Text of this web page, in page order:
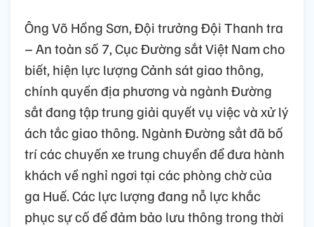
Ông Võ Hồng Sơn, Đội trưởng Đội Thanh tra
– An toàn số 7, Cục Đường sắt Việt Nam cho
biết, hiện lực lượng Cảnh sát giao thông,
chính quyền địa phương và ngành Đường
sắt đang tập trung giải quyết vụ việc và xử lý
ách tắc giao thông. Ngành Đường sắt đã bố
trí các chuyến xe trung chuyển để đưa hành
khách về nghỉ ngơi tại các phòng chờ của
ga Huế. Các lực lượng đang nỗ lực khắc
phục sự cố để đảm bảo lưu thông trong thời